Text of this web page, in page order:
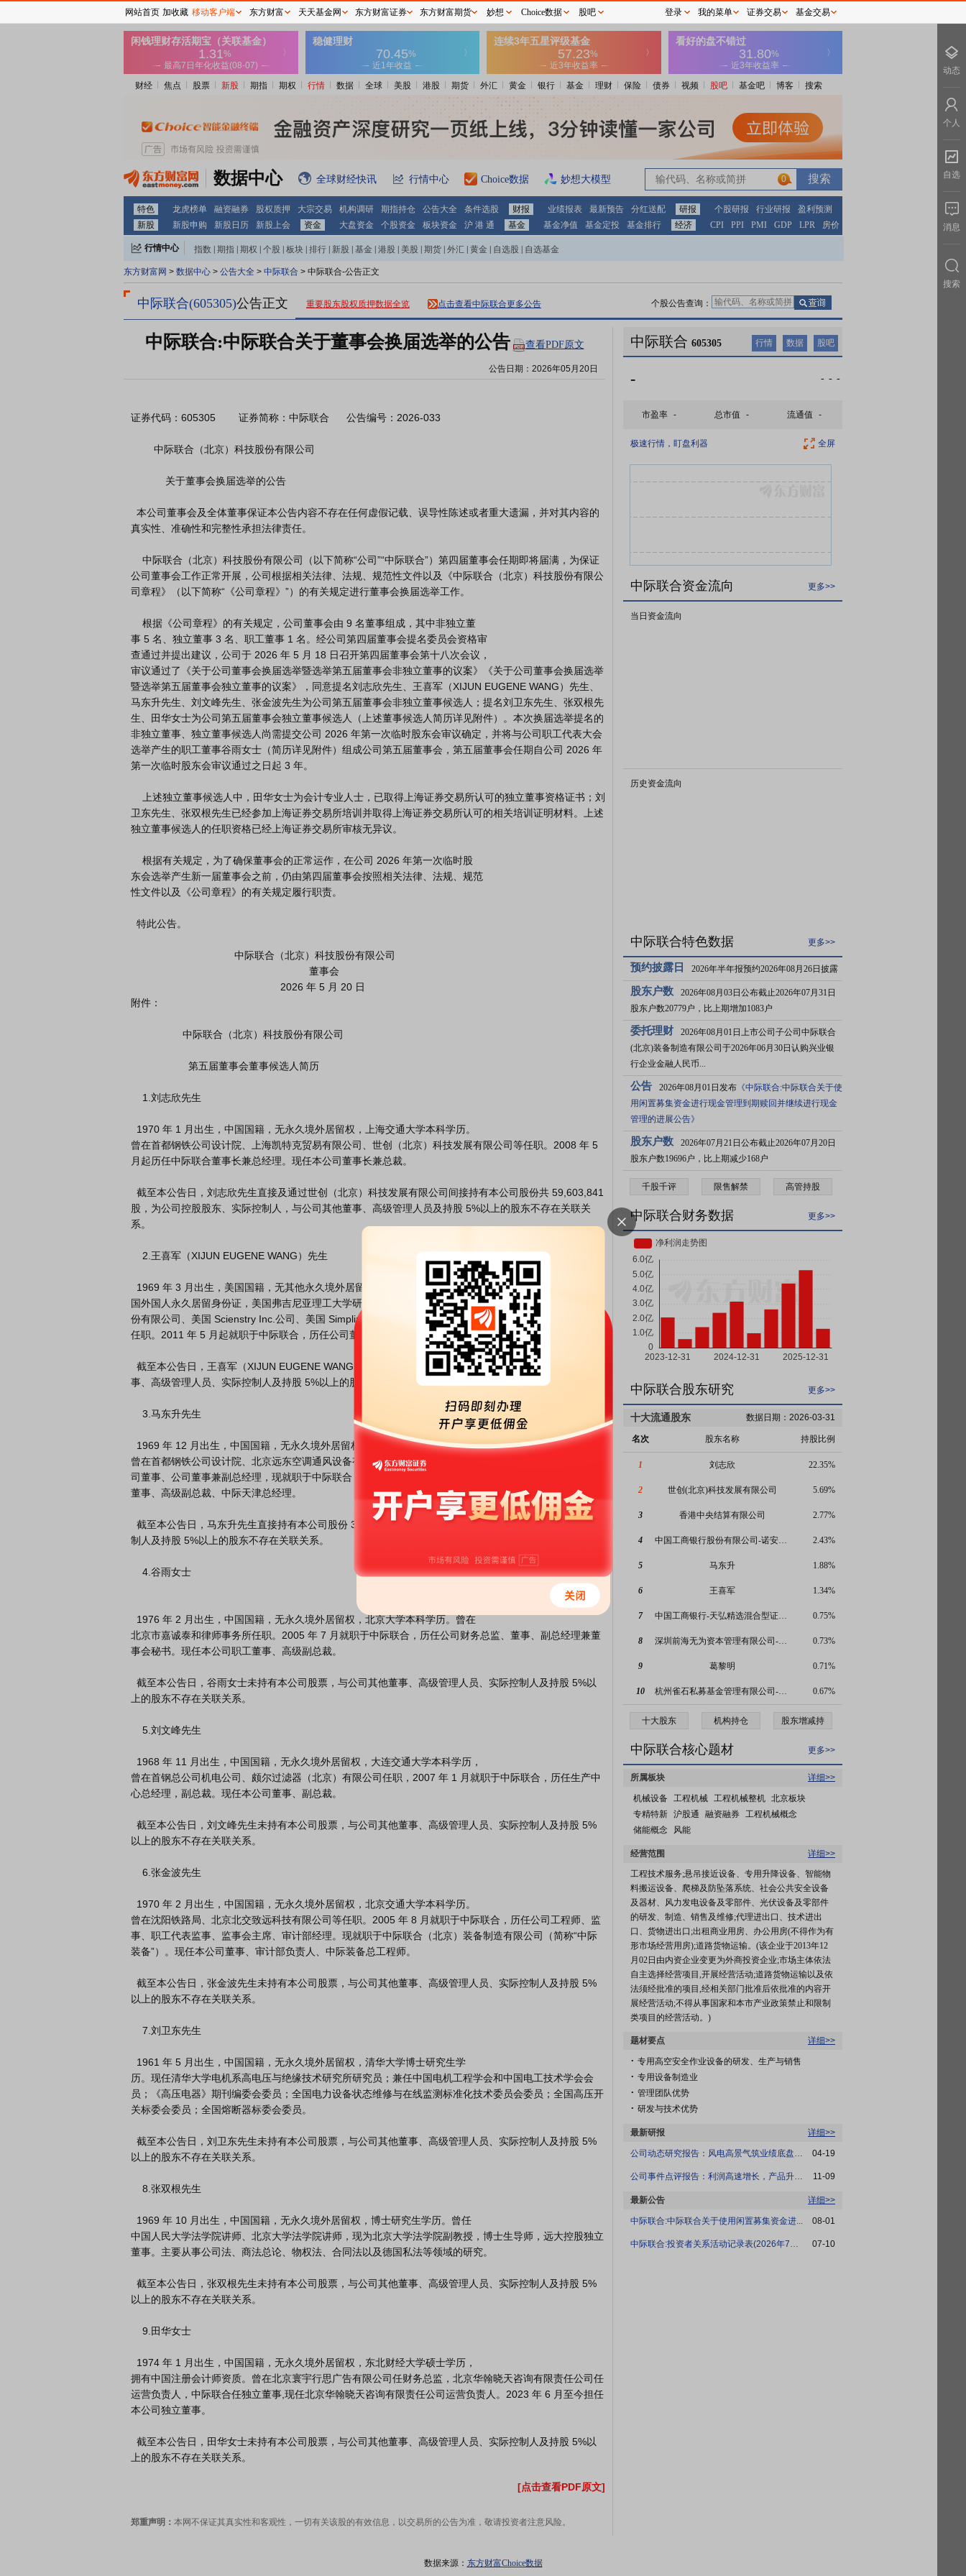
财经 焦点 股票 新股 期指 期权 行情 数据 全球 美股 港股 期货 外汇 黄金 银行 基金 理财 保险 债券 视频 股吧 基金吧 博客 搜索
数据中心 全球财经快讯 行情中心 Choice数据 妙想大模型 0
特色 龙虎榜单 融资融券 股权质押 大宗交易 机构调研 期指持仓 公告大全 条件选股 财报 业绩报表 最新预告 分红送配 研报 个股研报 行业研报
盈利预测
新股
新股申购 新股日历 新股上会 资金 大盘资金 个股资金 板块资金 沪 港 通 基金 基金净值 基金定投 基金排行 经济 CPI PPI PMI GDP LPR 房价
行情中心 指数 期指 期权 个股 板块 排行 新股 基金 港股 美股 期货 外汇 黄金 自选股 自选基金
东方财富网 > 数据中心 > 公告大全 > 中际联合 > 中际联合-公告正文
中际联合(605305)公告正文 重要股东股权质押数据全览 点击查看中际联合更多公告 个股公告查询：
中际联合:中际联合关于董事会换届选举的公告 查看PDF原文
公告日期： 2026年05月20日
证券代码：605305        证券简称：中际联合      公告编号：2026-033
真实性、准确性和完整性承担法律责任。
公司董事会工作正常开展，公司根据相关法律、法规、规范性文件以及《中际联合（北京）科技股份有限公
司章程》（以下简称“《公司章程》”）的有关规定进行董事会换届选举工作。
事 5 名、独立董事 3 名、职工董事 1 名。经公司第四届董事会提名委员会资格审
查通过并提出建议，公司于 2026 年 5 月 18 日召开第四届董事会第十八次会议，
审议通过了《关于公司董事会换届选举暨选举第五届董事会非独立董事的议案》《关于公司董事会换届选举
暨选举第五届董事会独立董事的议案》，同意提名刘志欣先生、王喜军（XIJUN EUGENE WANG）先生、
马东升先生、刘文峰先生、张金波先生为公司第五届董事会非独立董事候选人；提名刘卫东先生、张双根先
生、田华女士为公司第五届董事会独立董事候选人（上述董事候选人简历详见附件）。本次换届选举提名的
非独立董事、独立董事候选人尚需提交公司 2026 年第一次临时股东会审议确定，并将与公司职工代表大会
选举产生的职工董事谷雨女士（简历详见附件）组成公司第五届董事会，第五届董事会任期自公司 2026 年
第一次临时股东会审议通过之日起 3 年。
卫东先生、张双根先生已经参加上海证券交易所培训并取得上海证券交易所认可的相关培训证明材料。上述
独立董事候选人的任职资格已经上海证券交易所审核无异议。
东会选举产生新一届董事会之前，仍由第四届董事会按照相关法律、法规、规范
性文件以及《公司章程》的有关规定履行职责。
附件：
曾在首都钢铁公司设计院、上海凯特克贸易有限公司、世创（北京）科技发展有限公司等任职。2008 年 5
月起历任中际联合董事长兼总经理。现任本公司董事长兼总裁。
股，为公司控股股东、实际控制人，与公司其他董事、高级管理人员及持股 5%以上的股东不存在关联关
系。
国外国人永久居留身份证，美国弗吉尼亚理工大学研究生学历。曾在青岛啤酒股
份有限公司、美国 Scienstry Inc.公司、美国 Simplimatic Automation 公司等
任职。2011 年 5 月起就职于中际联合，历任公司董事兼副总经理。现任本公司董事、高级副总裁。
事、高级管理人员、实际控制人及持股 5%以上的股东不存在关联关系。
曾在首都钢铁公司设计院、北京远东空调通风设备有限公司等任职。2011 年 5 月就职于中际联合，历任公
司董事、公司董事兼副总经理，现就职于中际联合（天津）科技有限公司（简称“中际天津”）。现任本公司
董事、高级副总裁、中际天津总经理。
制人及持股 5%以上的股东不存在关联关系。
北京市嘉诚泰和律师事务所任职。2005 年 7 月就职于中际联合，历任公司财务总监、董事、副总经理兼董
事会秘书。现任本公司职工董事、高级副总裁。
上的股东不存在关联关系。
曾在首钢总公司机电公司、颇尔过滤器（北京）有限公司任职，2007 年 1 月就职于中际联合，历任生产中
心总经理，副总裁。现任本公司董事、副总裁。
以上的股东不存在关联关系。
曾在沈阳铁路局、北京北交致远科技有限公司等任职。2005 年 8 月就职于中际联合，历任公司工程师、监
事、职工代表监事、监事会主席、审计部经理。现就职于中际联合（北京）装备制造有限公司（简称“中际
装备”）。现任本公司董事、审计部负责人、中际装备总工程师。
以上的股东不存在关联关系。
历。现任清华大学电机系高电压与绝缘技术研究所研究员；兼任中国电机工程学会和中国电工技术学会会
员；《高压电器》期刊编委会委员；全国电力设备状态维修与在线监测标准化技术委员会委员；全国高压开
关标委会委员；全国熔断器标委会委员。
以上的股东不存在关联关系。
中国人民大学法学院讲师、北京大学法学院讲师，现为北京大学法学院副教授，博士生导师，远大控股独立
董事。主要从事公司法、商法总论、物权法、合同法以及德国私法等领域的研究。
以上的股东不存在关联关系。
拥有中国注册会计师资质。曾在北京寰宇行思广告有限公司任财务总监，北京华翰晓天咨询有限责任公司任
运营负责人，中际联合任独立董事,现任北京华翰晓天咨询有限责任公司运营负责人。2023 年 6 月至今担任
本公司独立董事。
上的股东不存在关联关系。
[点击查看PDF原文]
郑重声明： 本网不保证其真实性和客观性，一切有关该股的有效信息，以交易所的公告为准，敬请投资者注意风险。
中际联合 605305 行情 数据 股吧
- - - -
市盈率 - 总市值 - 流通值 -
极速行情，盯盘利器 全屏
中际联合资金流向 更多>>
当日资金流向
历史资金流向
中际联合特色数据 更多>>
预约披露日 2026年半年报预约2026年08月26日披露
股东户数
2026年08月03日公布截止2026年07月31日
股东户数20779户，比上期增加1083户
委托理财
2026年08月01日上市公司子公司中际联合
(北京)装备制造有限公司于2026年06月30日认购兴业银
行企业金融人民币...
公告 2026年08月01日发布 《中际联合:中际联合关于使
用闲置募集资金进行现金管理到期赎回并继续进行现金
管理的进展公告》
股东户数
2026年07月21日公布截止2026年07月20日
股东户数19696户，比上期减少168户
千股千评 限售解禁 高管持股
中际联合财务数据 更多>>
中际联合股东研究 更多>>
十大流通股东 数据日期：2026-03-31
名次 股东名称 持股比例
1 刘志欣 22.35%
2 世创(北京)科技发展有限公司 5.69%
3 香港中央结算有限公司 2.77%
4 中国工商银行股份有限公司-诺安先锋混合型证券投资基金 2.43%
5 马东升 1.88%
6 王喜军 1.34%
7 中国工商银行-天弘精选混合型证券投资基金 0.75%
8 深圳前海无为资本管理有限公司-无为价值精选私募证券投资基金 0.73%
9 葛黎明 0.71%
10 杭州雀石私募基金管理有限公司-雀石泉鲤1号私募证券投资基金 0.67%
十大股东 机构持仓 股东增减持
中际联合核心题材 更多>>
所属板块 详细>>
机械设备 工程机械 工程机械整机 北京板块
专精特新 沪股通 融资融券 工程机械概念
储能概念
风能
经营范围
详细>>
工程技术服务;悬吊接近设备、专用升降设备、智能物
料搬运设备、爬梯及防坠落系统、社会公共安全设备
及器材、风力发电设备及零部件、光伏设备及零部件
的研发、制造、销售及维修;代理进出口、技术进出
口、货物进出口;出租商业用房、办公用房(不得作为有
形市场经营用房);道路货物运输。(该企业于2013年12
月02日由内资企业变更为外商投资企业;市场主体依法
自主选择经营项目,开展经营活动;道路货物运输以及依
法须经批准的项目,经相关部门批准后依批准的内容开
展经营活动;不得从事国家和本市产业政策禁止和限制
类项目的经营活动。)
题材要点 详细>>
. 专用高空安全作业设备的研发、生产与销售
. 专用设备制造业
. 管理团队优势
. 研发与技术优势
最新研报 详细>>
公司动态研究报告：风电高景气筑业绩底盘，... 04-19
公司事件点评报告：利润高速增长，产品升级... 11-09
最新公告 详细>>
中际联合:中际联合关于使用闲置募集资金进... 08-01
中际联合:投资者关系活动记录表(2026年7月1... 07-10
数据来源： 东方财富Choice数据
网站首页 加收藏 移动客户端 东方财富 天天基金网 东方财富证券 东方财富期货 妙想 Choice数据 股吧 登录 我的菜单 证券交易 基金交易
动态
个人
自选
消息
搜索